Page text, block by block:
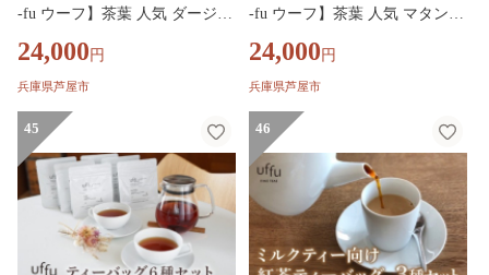
-fu ウーフ】茶葉 人気 ダージリ
イ エテ ミルクティー アイステ
ィー ティータイム 詰め合わせ
24,000 円
兵庫県芦屋市
-fu ウーフ】茶葉 人気 マタン
ソレイユ ミルクティー アイス
ティー ティータイム 詰め合わ
24,000 円
兵庫県芦屋市
45 46